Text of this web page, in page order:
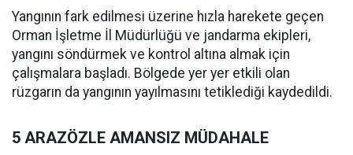
Yangının fark edilmesi üzerine hızla harekete geçen
Orman İşletme İl Müdürlüğü ve jandarma ekipleri,
yangını söndürmek ve kontrol altına almak için
çalışmalara başladı. Bölgede yer yer etkili olan
rüzgarın da yangının yayılmasını tetiklediği kaydedildi.
5 ARAZÖZLE AMANSIZ MÜDAHALE